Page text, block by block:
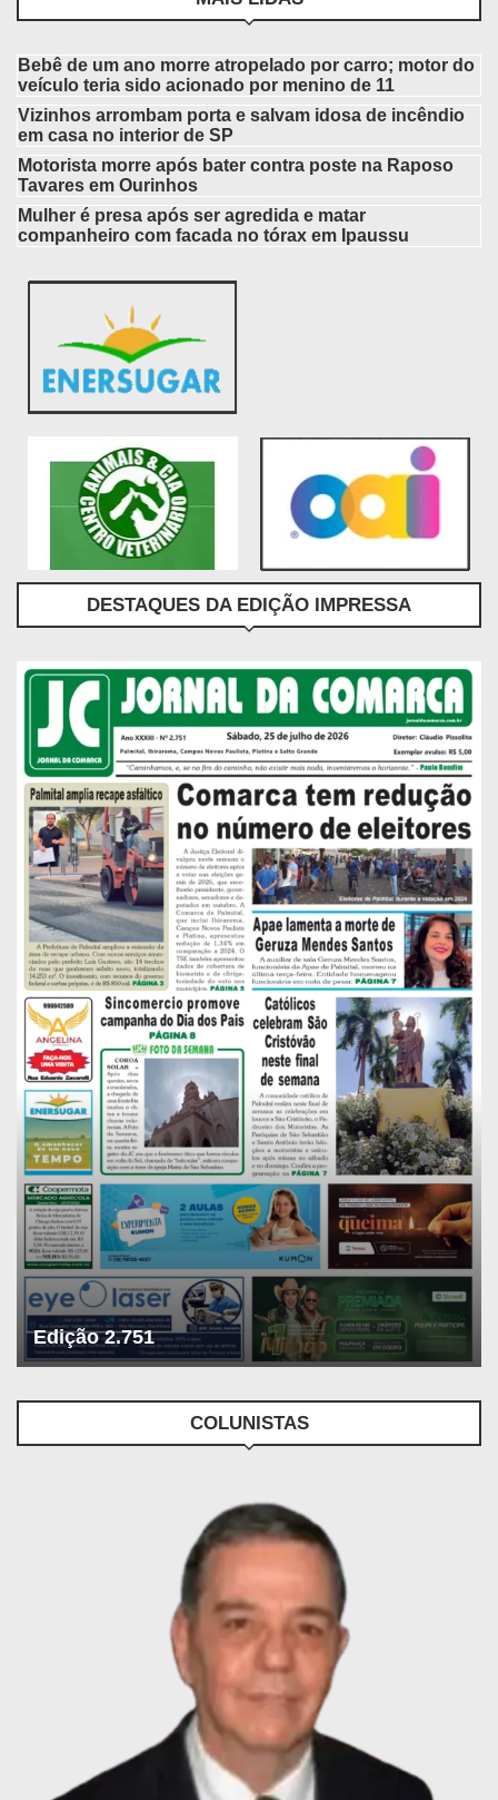
Bebê de um ano morre atropelado por carro; motor do
veículo teria sido acionado por menino de 11
Vizinhos arrombam porta e salvam idosa de incêndio
em casa no interior de SP
Motorista morre após bater contra poste na Raposo
Tavares em Ourinhos
Mulher é presa após ser agredida e matar
companheiro com facada no tórax em Ipaussu
DESTAQUES DA EDIÇÃO IMPRESSA
Edição 2.751
COLUNISTAS